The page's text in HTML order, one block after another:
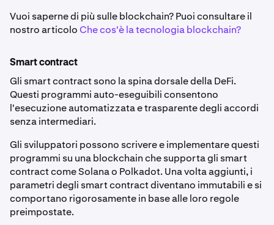
Vuoi saperne di più sulle blockchain? Puoi consultare il
nostro articolo Che cos'è la tecnologia blockchain?
Smart contract
Gli smart contract sono la spina dorsale della DeFi.
Questi programmi auto-eseguibili consentono
l'esecuzione automatizzata e trasparente degli accordi
senza intermediari.
Gli sviluppatori possono scrivere e implementare questi
programmi su una blockchain che supporta gli smart
contract come Solana o Polkadot. Una volta aggiunti, i
parametri degli smart contract diventano immutabili e si
comportano rigorosamente in base alle loro regole
preimpostate.